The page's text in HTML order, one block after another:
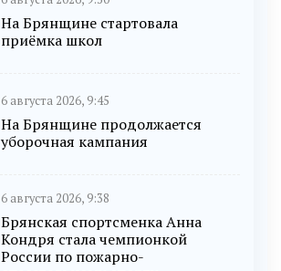
На Брянщине стартовала
приёмка школ
6 августа 2026, 9:45
На Брянщине продолжается
уборочная кампания
6 августа 2026, 9:38
Брянская спортсменка Анна
Кондря стала чемпионкой
России по пожарно-